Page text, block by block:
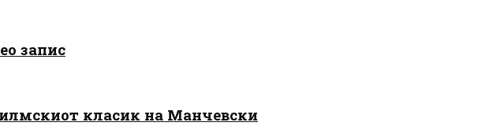
запис
класик на Манчевски